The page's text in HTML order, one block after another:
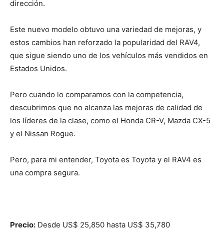
dirección.
Este nuevo modelo obtuvo una variedad de mejoras, y
estos cambios han reforzado la popularidad del RAV4,
que sigue siendo uno de los vehículos más vendidos en
Estados Unidos.
Pero cuando lo comparamos con la competencia,
descubrimos que no alcanza las mejoras de calidad de
los líderes de la clase, como el Honda CR-V, Mazda CX-5
y el Nissan Rogue.
Pero, para mi entender, Toyota es Toyota y el RAV4 es
una compra segura.
Precio: Desde US$ 25,850 hasta US$ 35,780